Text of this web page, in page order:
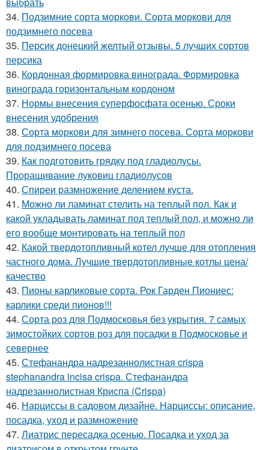
34. Подзимние сорта моркови. Сорта моркови для
подзимнего посева
35. Персик донецкий желтый отзывы. 5 лучших сортов
персика
36. Кордонная формировка винограда. Формировка
винограда горизонтальным кордоном
37. Нормы внесения суперфосфата осенью. Сроки
внесения удобрения
38. Сорта моркови для зимнего посева. Сорта моркови
для подзимнего посева
39. Как подготовить грядку под гладиолусы.
Проращивание луковиц гладиолусов
40. Спиреи размножение делением куста.
41. Можно ли ламинат стелить на теплый пол. Как и
какой укладывать ламинат под теплый пол, и можно ли
его вообще монтировать на теплый пол
42. Какой твердотопливный котел лучше для отопления
частного дома. Лучшие твердотопливные котлы цена/
качество
43. Пионы карликовые сорта. Рок Гарден Пиониес:
карлики среди пионов!!!
44. Сорта роз для Подмосковья без укрытия. 7 самых
зимостойких сортов роз для посадки в Подмосковье и
севернее
45. Стефанандра надрезаннолистная crispa
stephanandra incisa crispa. Стефанандра
надрезаннолистная Криспа (Crispa)
46. Нарциссы в садовом дизайне. Нарциссы: описание,
посадка, уход и размножение
47. Лиатрис пересадка осенью. Посадка и уход за